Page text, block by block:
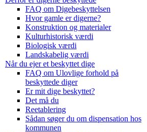
FAQ om Digebeskyttelsen
Hvor gamle er digerne?
Konstruktion og materialer
Kulturhistorisk værdi
Biologisk værdi
Landskabelig værdi
Når du ejer et beskyttet dige
FAQ om Ulovlige forhold på
beskyttede diger
Er mit dige beskyttet?
Det må du
Reetablering
Sådan søger du om dispensation hos
kommunen